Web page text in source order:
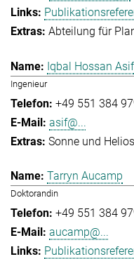
Abteilung für
Iqbal Hossan Asif
Ingenieur
+49 551 384
asif@...
Sonne und
Tarryn Aucamp
Doktorandin
+49 551 384
aucamp@...